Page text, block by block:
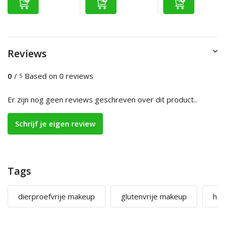
Reviews
0 / 5 Based on 0 reviews
Er zijn nog geen reviews geschreven over dit product..
Schrijf je eigen review
Tags
dierproefvrije makeup glutenvrije makeup